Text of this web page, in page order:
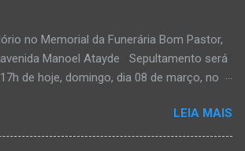
estudante que se afogou em
em Mato Verde nesta terça-feira, dia
abril de 2026. Adolescente não resistiu e
que seria um dia de lazer, de conhecimento
interação acabou em tragédia para um
no Memorial da Funerária Bom Pastor,
Manoel Atayde Sepultamento será
de hoje, domingo, dia 08 de março, no
rodovia MG-401, saída de Janaúba para
Kemio Nardone Kemio Nardone
LEIA MAIS